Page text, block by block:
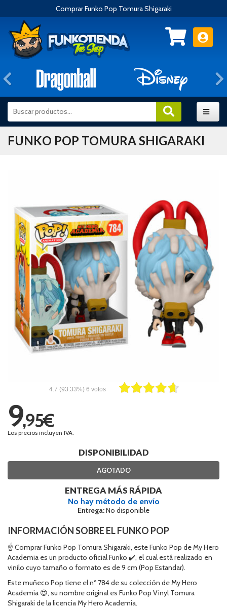
Comprar Funko Pop Tomura Shigaraki
Anterior
FUNKO POP TOMURA SHIGARAKI
4.7 (93.33%) 6 votos
9,95€
Los precios incluyen IVA.
DISPONIBILIDAD
AGOTADO
ENTREGA MÁS RÁPIDA
No hay método de envío
Entrega:No disponible
INFORMACIÓN SOBRE EL FUNKO POP
☝ Comprar Funko Pop Tomura Shigaraki, este Funko Pop de My Hero
Academia es un producto oficial Funko ✔️, el cual está realizado en
vinilo cuyo tamaño o formato es de 9 cm (Pop Estandar).
Este muñeco Pop tiene el nº 784 de su colección de My Hero
Academia 😍, su nombre original es Funko Pop Vinyl Tomura
Shigaraki de la licencia My Hero Academia.